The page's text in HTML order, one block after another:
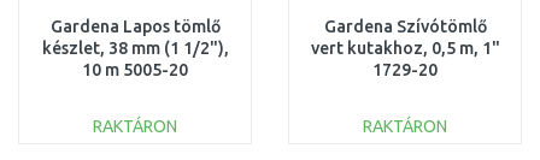
Gardena Lapos tömlő
készlet, 38 mm (1 1/2"),
10 m 5005-20
RAKTÁRON
Gardena Szívótömlő
vert kutakhoz, 0,5 m, 1"
1729-20
RAKTÁRON